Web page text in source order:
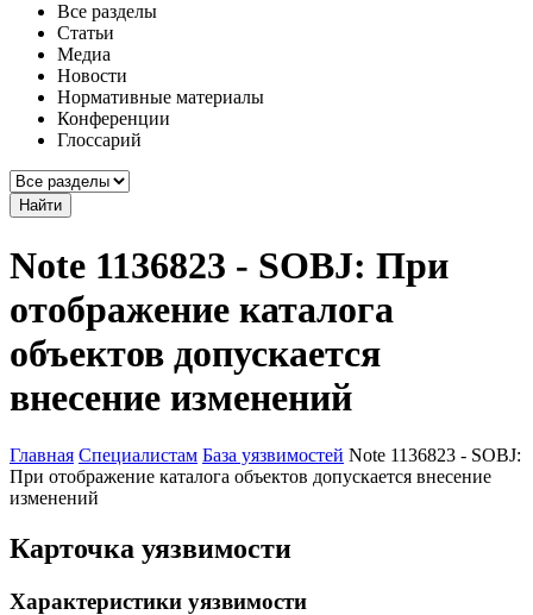
Все разделы
Статьи
Медиа
Новости
Нормативные материалы
Конференции
Глоссарий
Найти
Note 1136823 - SOBJ: При
отображение каталога
объектов допускается
внесение изменений
Главная Специалистам База уязвимостей Note 1136823 - SOBJ:
При отображение каталога объектов допускается внесение
изменений
Карточка уязвимости
Характеристики уязвимости